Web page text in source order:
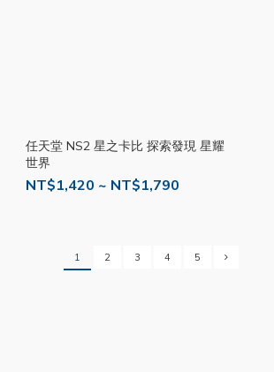
任天堂 NS2 星之卡比 探索發現 星耀
世界
NT$1,420 ~ NT$1,790
1 2 3 4 5